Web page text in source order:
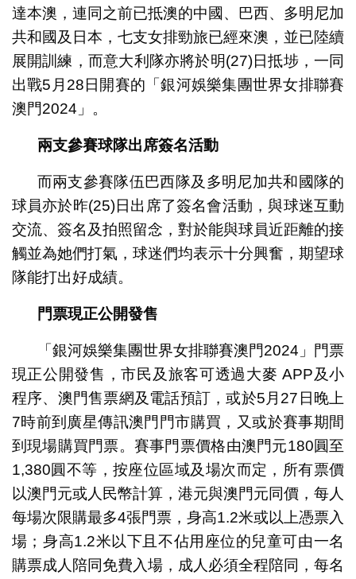
達本澳，連同之前已抵澳的中國、巴西、多明尼加
共和國及日本，七支女排勁旅已經來澳，並已陸續
展開訓練，而意大利隊亦將於明(27)日抵埗，一同
出戰5月28日開賽的「銀河娛樂集團世界女排聯賽
澳門2024」。
兩支參賽球隊出席簽名活動
而兩支參賽隊伍巴西隊及多明尼加共和國隊的
球員亦於昨(25)日出席了簽名會活動，與球迷互動
交流、簽名及拍照留念，對於能與球員近距離的接
觸並為她們打氣，球迷們均表示十分興奮，期望球
隊能打出好成績。
門票現正公開發售
「銀河娛樂集團世界女排聯賽澳門2024」門票
現正公開發售，市民及旅客可透過大麥 APP及小
程序、澳門售票網及電話預訂，或於5月27日晚上
7時前到廣星傳訊澳門門市購買，又或於賽事期間
到現場購買門票。賽事門票價格由澳門元180圓至
1,380圓不等，按座位區域及場次而定，所有票價
以澳門元或人民幣計算，港元與澳門元同價，每人
每場次限購最多4張門票，身高1.2米或以上憑票入
場；身高1.2米以下且不佔用座位的兒童可由一名
購票成人陪同免費入場，成人必須全程陪同，每名